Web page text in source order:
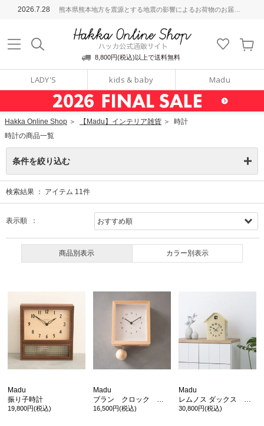
2026.7.28 熊本県熊本地方を震源とする地震の影響によるお荷物のお届けについて
8,800円(税込)以上で送料無料
LADY'S kids & baby Madu
通販サイト
Hakka Online Shop ＞ 【Madu】インテリア雑貨 ＞ 時計
時計の商品一覧
条件を絞り込む
検索結果 ： アイテム 11件
表示順 ：
商品別表示 カラー別表示
Madu
振り子時計
19,800円(税込)
Madu
16,500円(税込)
Madu
30,800円(税込)